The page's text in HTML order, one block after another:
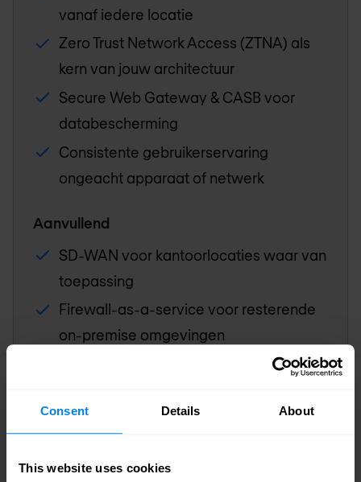
Consent Details About
This website uses cookies
vanaf iedere locatie
Zero Trust Network Access (ZTNA) als
kern van jouw architectuur
Secure Web Gateway & CASB voor
databescherming
Consistente gebruikerservaring
ongeacht apparaat of netwerk
Aanvullend
SD-WAN voor kantoorlocaties waar van
toepassing
Firewall-as-a-service voor resterende
on-premise omgevingen
heroverwegen.